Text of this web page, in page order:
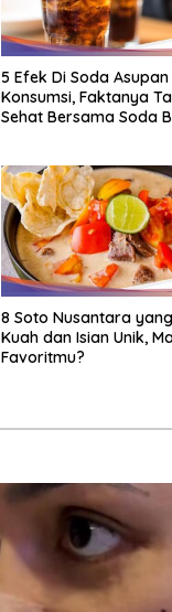
5 Efek Di Soda Asupan
Konsumsi, Faktanya
Sehat Bersama Soda
8 Soto Nusantara
Kuah dan Isian Unik,
Favoritmu?